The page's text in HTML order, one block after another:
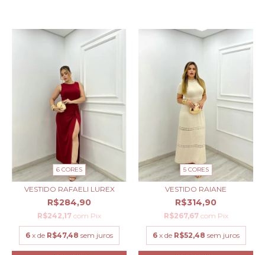
6 CORES
VESTIDO RAFAELI LUREX
R$284,90
R$242,17 com Pix
6 x de R$47,48 sem juros
5 CORES
VESTIDO RAIANE
R$314,90
R$267,67 com Pix
6 x de R$52,48 sem juros